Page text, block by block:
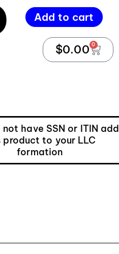
Add to cart
$0.00 0
have SSN or ITIN add
product to your LLC
formation